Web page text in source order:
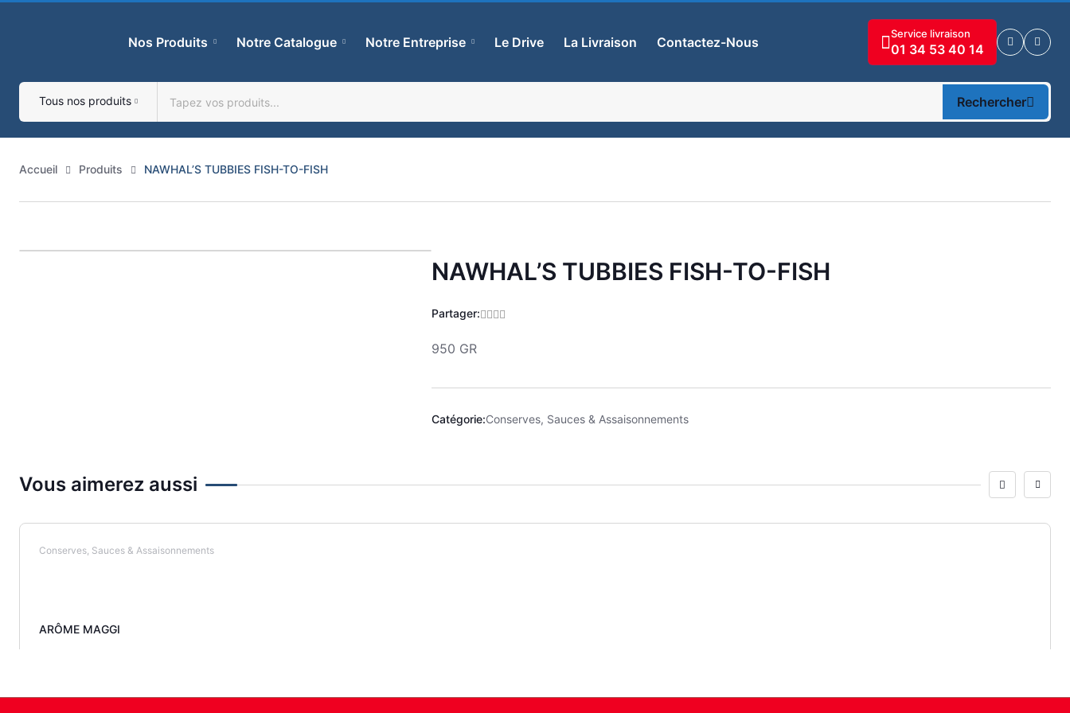
Nos Produits Notre Catalogue Notre Entreprise Le Drive La Livraison Contactez-Nous
Service livraison
01 34 53 40 14
Tous nos produits Rechercher
Accueil Produits NAWHAL’S TUBBIES FISH-TO-FISH
ZoomNAWHAL’S TUBBIES FISH-TO-FISH
Partager:
950 GR
Catégorie:Conserves, Sauces & Assaisonnements
Vous aimerez aussi
Conserves, Sauces & Assaisonnements
ARÔME MAGGI